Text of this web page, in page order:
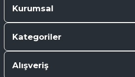
Kurumsal
Kategoriler
Alışveriş